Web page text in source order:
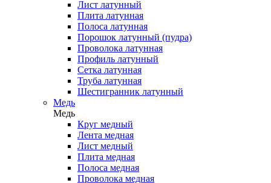
Лист латунный
Плита латунная
Полоса латунная
Порошок латунный (пудра)
Проволока латунная
Профиль латунный
Сетка латунная
Труба латунная
Шестигранник латунный
Медь
Медь
Круг медный
Лента медная
Лист медный
Плита медная
Полоса медная
Проволока медная